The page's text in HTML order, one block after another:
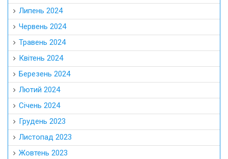
Липень 2024
Червень 2024
Травень 2024
Квітень 2024
Березень 2024
Лютий 2024
Січень 2024
Грудень 2023
Листопад 2023
Жовтень 2023